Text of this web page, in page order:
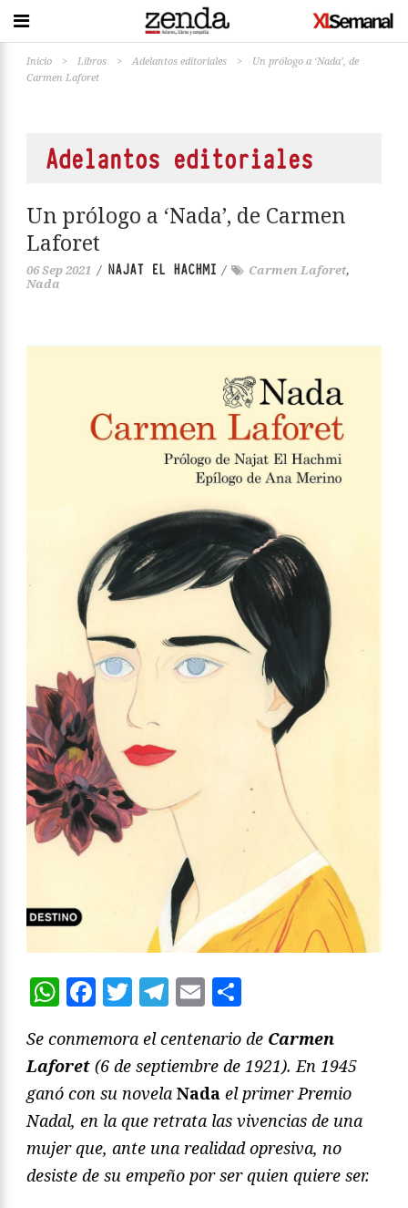
Inicio > Libros > Adelantos editoriales >
Un prólogo a ‘Nada’, de
Carmen Laforet
Adelantos editoriales
Un prólogo a ‘Nada’, de Carmen
Laforet
06 Sep 2021 / NAJAT EL HACHMI / Carmen Laforet,
Nada
WhatsApp
Facebook
Twitter
Telegram
Email
Se conmemora el centenario de Carmen
Laforet (6 de septiembre de 1921). En 1945
ganó con su novela Nada el primer Premio
Nadal, en la que retrata las vivencias de una
mujer que, ante una realidad opresiva, no
desiste de su empeño por ser quien quiere ser.